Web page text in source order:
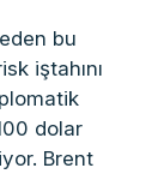
bu
iştahını
dolar
Brent